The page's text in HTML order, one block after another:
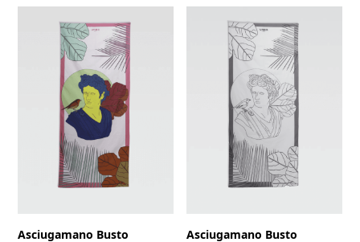
Asciugamano Busto
Asciugamano Busto